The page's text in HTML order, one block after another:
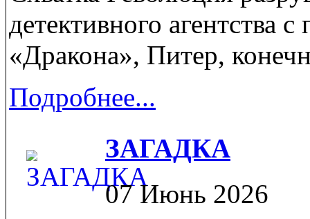
детективного агентства
«Дракона», Питер,
Подробнее...
ЗАГАДКА
07 Июнь 2026